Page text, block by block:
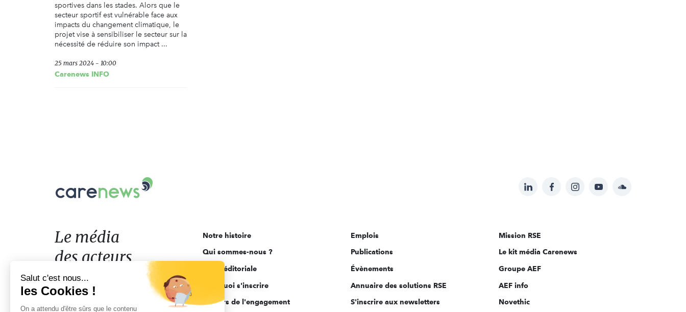
sportives dans les stades. Alors que le
secteur sportif est vulnérable face aux
impacts du changement climatique, le
projet vise à sensibiliser le secteur sur la
nécessité de réduire son impact ...
25 mars 2024 - 10:00
Carenews INFO
Suivez-
sur:
LinkedInFacebookInstagramYouTubeSoundcloud
Le
acteurs
de
l'engagement
Le média
des acteurs
de l'engagement
Notre histoire
Qui sommes-nous ?
Ligne éditoriale
Pourquoi s'inscrire
Acteurs de l'engagement
Emplois
Publications
Évènements
Annuaire des solutions RSE
S'inscrire aux newsletters
Mission RSE
Le kit média Carenews
Groupe AEF
AEF info
Novethic
Salut c'est nous...
les Cookies !
On a attendu d'être sûrs que le contenu